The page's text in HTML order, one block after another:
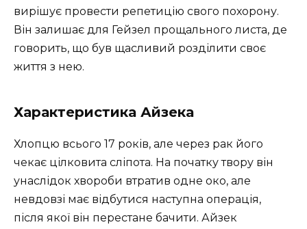
вирішує провести репетицію свого похорону.
Він залишає для Гейзел прощального листа, де
говорить, що був щасливий розділити своє
життя з нею.
Характеристика Айзека
Хлопцю всього 17 років, але через рак його
чекає цілковита сліпота. На початку твору він
унаслідок хвороби втратив одне око, але
невдовзі має відбутися наступна операція,
після якої він перестане бачити. Айзек